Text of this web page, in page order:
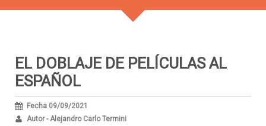
EL DOBLAJE DE PELÍCULAS AL
ESPAÑOL
Fecha 09/09/2021
Autor - Alejandro Carlo Termini